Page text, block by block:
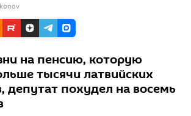
на пенсию, которую
тысячи латвийских
депутат похудел на восемь